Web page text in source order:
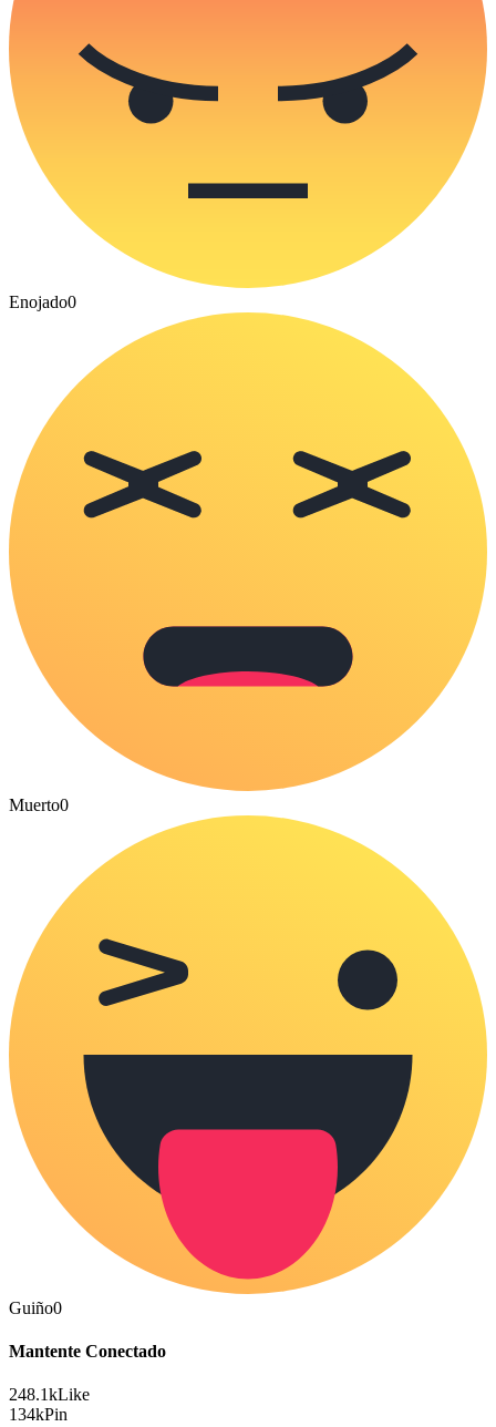
Enojado0
Muerto0
Guiño0
Mantente Conectado
248.1kLike
134kPin